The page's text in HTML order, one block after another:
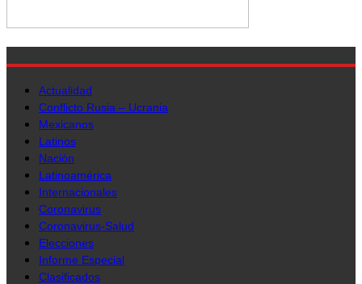
Actualidad
Conflicto Rusia – Ucrania
Mexicanos
Latinos
Nación
Latinoamérica
Internacionales
Coronavirus
Coronavirus-Salud
Elecciones
Informe Especial
Clasificados